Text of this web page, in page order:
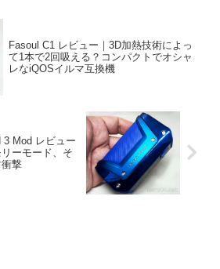
Fasoul C1 レビュー｜3D加熱技術によっ
て1本で2回吸える？コンパクトでオシャ
レなiQOSイルマ互換機
3 Mod レビュー
ーモード、そ
撃